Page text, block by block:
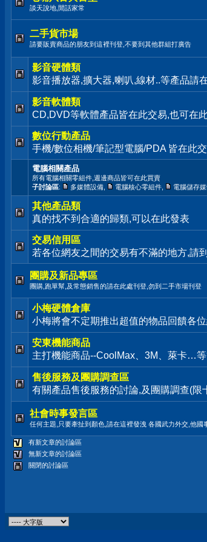
談天說地,閒話家常
二手貨市場
請要販賣商品的朋友到這裡刊登,不要到其他群組打廣告
影音硬體類
影音播放器,擴大器,喇叭,線材..等產品請
影音軟體類
CD,DVD等軟體產品皆在此交易,也可在
數位行動產品
手機/數位相機/筆記型電腦/PDA 皆在此
電腦相關產品
所有電腦相關零組件,週邊商品皆可在此買賣
子討論區: 多媒體設備 電腦核心零組件 電腦儲存
其他產品類
真的找不到合適的歸類,可以在此發表
交易信用區
若各位網友之間的交易有不滿的地方,請
團購及新品專區
團購,跑單幫,及常態銷售的請在此處刊登,勿到二手市場刊登
小梅硬體倉庫
小梅將會不定期推出超值的物品回饋各
安東機能商品
主打機能商品--CoolMax、3M、萊卡…
售後服務及團購調查區
有關產品售後服務的討論,及團購調查(限
社會時事發言區
任何主題,只要牽扯到顏色,請在這裡發洩 各國武力外交,他國
有新文章的討論區
無新文章的討論區
關閉的討論區